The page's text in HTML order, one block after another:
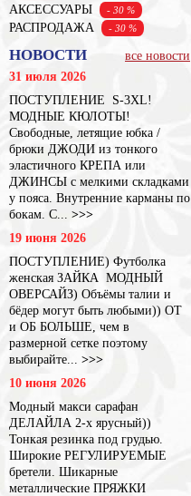
АКСЕССУАРЫ - 30 %
РАСПРОДАЖА - 30 %
НОВОСТИ
все новости
31 июля 2026
ПОСТУПЛЕНИЕ S-3XL!
МОДНЫЕ КЮЛОТЫ!
Свободные, летящие юбка /
брюки ДЖОДИ из тонкого
эластичного КРЕПА или
ДЖИНСЫ с мелкими складками
у пояса. Внутренние карманы по
бокам. С... >>>
19 июня 2026
ПОСТУПЛЕНИЕ) Футболка
женская ЗАЙКА МОДНЫЙ
ОВЕРСАЙЗ) Объёмы талии и
бёдер могут быть любыми)) ОТ
и ОБ БОЛЬШЕ, чем в
размерной сетке поэтому
выбирайте... >>>
10 июня 2026
Модный макси сарафан
ДЕЛАЙЛА 2-х ярусный))
Тонкая резинка под грудью.
Широкие РЕГУЛИРУЕМЫЕ
бретели. Шикарные
металлические ПРЯЖКИ